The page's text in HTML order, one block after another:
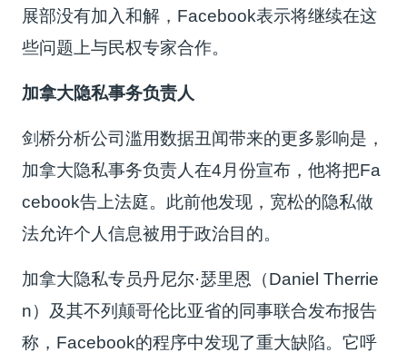
展部没有加入和解，Facebook表示将继续在这
些问题上与民权专家合作。
加拿大隐私事务负责人
剑桥分析公司滥用数据丑闻带来的更多影响是，
加拿大隐私事务负责人在4月份宣布，他将把Fa
cebook告上法庭。此前他发现，宽松的隐私做
法允许个人信息被用于政治目的。
加拿大隐私专员丹尼尔·瑟里恩（Daniel Therrie
n）及其不列颠哥伦比亚省的同事联合发布报告
称，Facebook的程序中发现了重大缺陷。它呼